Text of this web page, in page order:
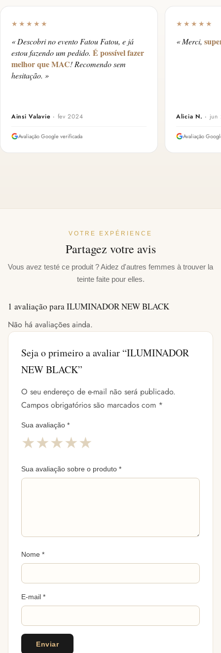
★★★★★
« Descobri no evento Fatou Fatou, e já
estou fazendo um pedido. É possível fazer
melhor que MAC! Recomendo sem
hesitação. »
Ainsi Valavie · fev 2024
Avaliação Google verificada
★★★★★
« Merci,
Alicia N. · jun
Avaliação
VOTRE EXPÉRIENCE
Partagez votre avis
Vous avez testé ce produit ? Aidez d'autres femmes à trouver la
teinte faite pour elles.
1 avaliação paraILUMINADOR NEW BLACK
Não há avaliações ainda.
Seja o primeiro a avaliar “ILUMINADOR
NEW BLACK”
O seu endereço de e-mail não será publicado.
Campos obrigatórios são marcados com *
Sua avaliação *
★★★★★
Sua avaliação sobre o produto *
Nome *
E-mail *